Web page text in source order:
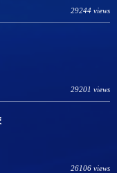
29244 views
29201 views
26106 views